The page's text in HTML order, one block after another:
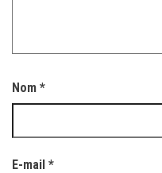
Nom *
E-mail *